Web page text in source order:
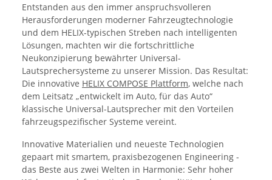
Entstanden aus den immer anspruchsvolleren
Herausforderungen moderner Fahrzeugtechnologie
und dem HELIX-typischen Streben nach intelligenten
Lösungen, machten wir die fortschrittliche
Neukonzipierung bewährter Universal-
Lautsprechersysteme zu unserer Mission. Das Resultat:
Die innovative HELIX COMPOSE Plattform, welche nach
dem Leitsatz „entwickelt im Auto, für das Auto“
klassische Universal-Lautsprecher mit den Vorteilen
fahrzeugspezifischer Systeme vereint.
Innovative Materialien und neueste Technologien
gepaart mit smartem, praxisbezogenen Engineering -
das Beste aus zwei Welten in Harmonie: Sehr hoher